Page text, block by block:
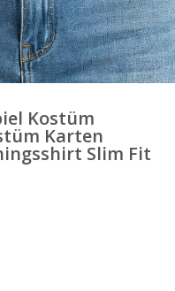
Kostüm
Karten
Slim Fit